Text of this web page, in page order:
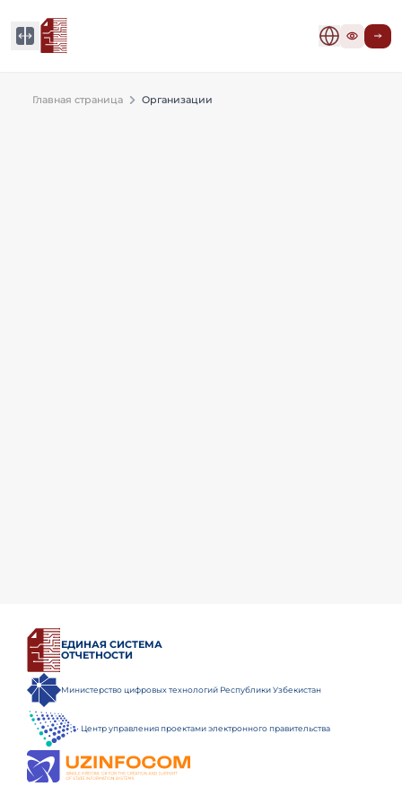
Главная страница Организации
ЕДИНАЯ СИСТЕМА
ОТЧЕТНОСТИ
Министерство цифровых технологий Республики Узбекистан
Центр управления проектами электронного правительства